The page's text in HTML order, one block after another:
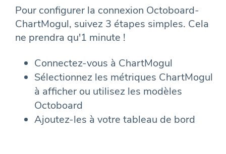
Pour configurer la connexion Octoboard-
ChartMogul, suivez 3 étapes simples. Cela
ne prendra qu'1 minute !
Connectez-vous à ChartMogul
Sélectionnez les métriques ChartMogul
à afficher ou utilisez les modèles
Octoboard
Ajoutez-les à votre tableau de bord